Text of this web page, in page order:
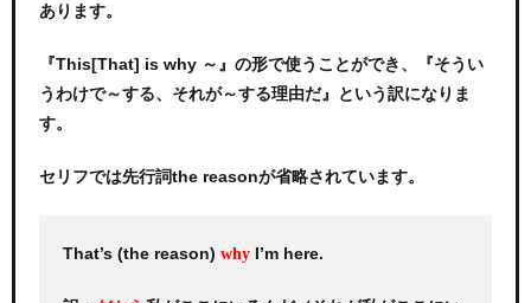
あります。
『This[That] is why ～』の形で使うことができ、『そうい
うわけで～する、それが～する理由だ』という訳になりま
す。
セリフでは先行詞the reasonが省略されています。
That’s (the reason) why I’m here.